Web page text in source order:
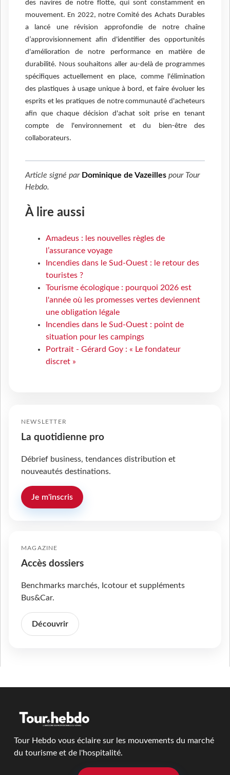
des navires de notre flotte, qui sont constamment en
mouvement. En 2022, notre Comité des Achats Durables
a lancé une révision approfondie de notre chaîne
d’approvisionnement afin d'identifier des opportunités
d'amélioration de notre performance en matière de
durabilité. Nous souhaitons aller au-delà de programmes
spécifiques actuellement en place, comme l'élimination
des plastiques à usage unique à bord, et faire évoluer les
esprits et les pratiques de notre communauté d'acheteurs
afin que chaque décision d'achat soit prise en tenant
compte de l'environnement et du bien-être des
collaborateurs.
Article signé par Dominique de Vazeilles pour Tour
Hebdo.
À lire aussi
Amadeus : les nouvelles règles de
l’assurance voyage
Incendies dans le Sud-Ouest : le retour des
touristes ?
Tourisme écologique : pourquoi 2026 est
l'année où les promesses vertes deviennent
une obligation légale
Incendies dans le Sud-Ouest : point de
situation pour les campings
Portrait - Gérard Goy : « Le fondateur
discret »
NEWSLETTER
La quotidienne pro
Débrief business, tendances distribution et
nouveautés destinations.
Je m'inscris
MAGAZINE
Accès dossiers
Benchmarks marchés, Icotour et suppléments
Bus&Car.
Découvrir
Tour Hebdo vous éclaire sur les mouvements du marché
du tourisme et de l'hospitalité.